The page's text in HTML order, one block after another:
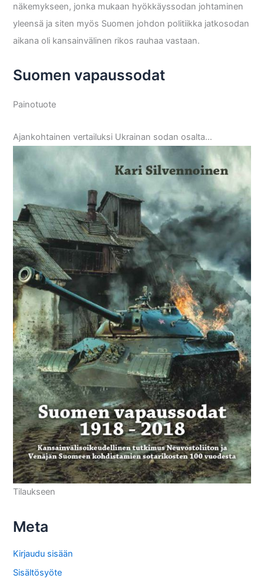
näkemykseen, jonka mukaan hyökkäyssodan johtaminen
yleensä ja siten myös Suomen johdon politiikka jatkosodan
aikana oli kansainvälinen rikos rauhaa vastaan.
Suomen vapaussodat
Painotuote
Ajankohtainen vertailuksi Ukrainan sodan osalta…
Tilaukseen
Meta
Kirjaudu sisään
Sisältösyöte